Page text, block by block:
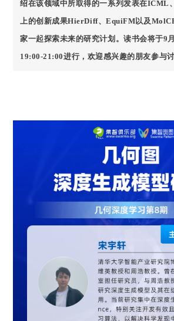
绍在该领域中所取得的一系列发表在ICML
上的创新成果HierDiff、EquiFM以及
家一起探索未来的研究计划。读书会将于9
19:00-21:00进行，欢迎感兴趣的朋友参与